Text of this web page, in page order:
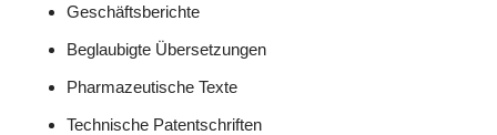
Geschäftsberichte
Beglaubigte Übersetzungen
Pharmazeutische Texte
Technische Patentschriften